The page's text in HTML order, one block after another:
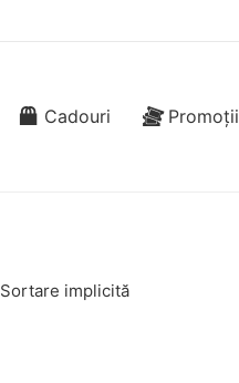
Cadouri Promoții
Sortare implicită